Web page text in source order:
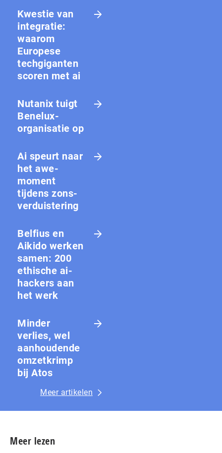
Kwestie van
integratie:
waarom
Europese
techgiganten
scoren met ai
Nutanix tuigt
Benelux-
organisatie op
Ai speurt naar
het awe-
moment
tijdens zons­
ver­duis­te­ring
Belfius en
Aikido werken
samen: 200
ethische ai-
hackers aan
het werk
Minder
verlies, wel
aanhoudende
omzetkrimp
bij Atos
Meer artikelen
Meer lezen